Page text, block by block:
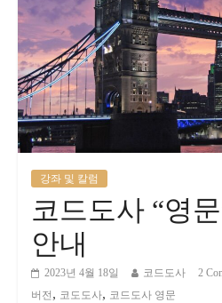
강좌 및 칼럼
코드도사 “영
안내
2023년 4월 18일 코드도사 2
버전 , 코도도사, 코드도사 영문